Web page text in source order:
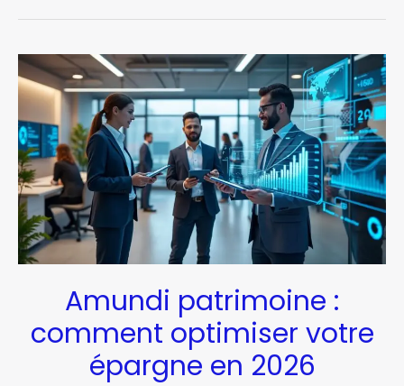
vos
finances
avec
les
meilleures
stratégies
2026
Amundi patrimoine :
comment optimiser votre
épargne en 2026